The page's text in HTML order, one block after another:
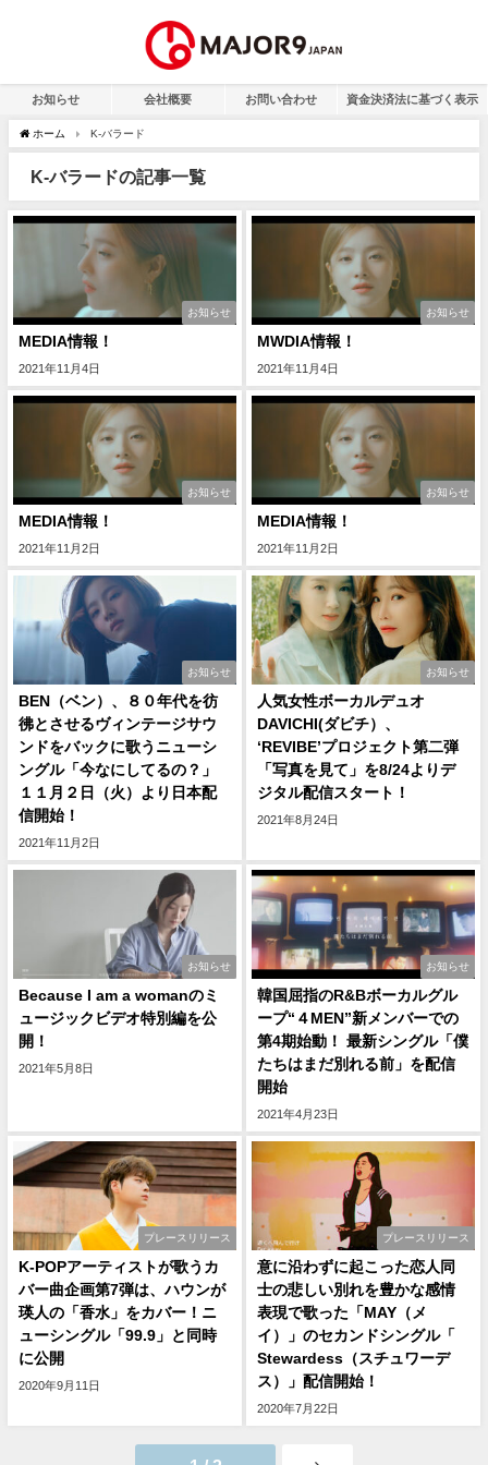
お知らせ 会社概要 お問い合わせ 資金決済法に基づく表示
ホーム K-バラード
K-バラードの記事一覧
お知らせ
MEDIA情報！
2021年11月4日
お知らせ
MWDIA情報！
2021年11月4日
お知らせ
MEDIA情報！
2021年11月2日
お知らせ
MEDIA情報！
2021年11月2日
お知らせ
BEN（ベン）、８０年代を彷
彿とさせるヴィンテージサウ
ンドをバックに歌うニューシ
ングル「今なにしてるの？」
１１月２日（火）より日本配
信開始！
2021年11月2日
お知らせ
人気女性ボーカルデュオ
DAVICHI(ダビチ）、
‘REVIBE’プロジェクト第二弾
「写真を見て」を8/24よりデ
ジタル配信スタート！
2021年8月24日
お知らせ
Because I am a womanのミ
ュージックビデオ特別編を公
開！
2021年5月8日
お知らせ
韓国屈指のR&Bボーカルグル
ープ“４MEN”新メンバーでの
第4期始動！ 最新シングル「僕
たちはまだ別れる前」を配信
開始
2021年4月23日
プレースリリース
K-POPアーティストが歌うカ
バー曲企画第7弾は、ハウンが
瑛人の「香水」をカバー！ニ
ューシングル「99.9」と同時
に公開
2020年9月11日
プレースリリース
意に沿わずに起こった恋人同
士の悲しい別れを豊かな感情
表現で歌った「MAY（メ
イ）」のセカンドシングル「
Stewardess（スチュワーデ
ス）」配信開始！
2020年7月22日